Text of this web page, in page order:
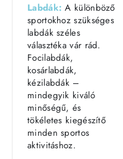
Labdák: A különböző
sportokhoz szükséges
labdák széles
választéka vár rád.
Focilabdák,
kosárlabdák,
kézilabdák –
mindegyik kiváló
minőségű, és
tökéletes kiegészítő
minden sportos
aktivitáshoz.